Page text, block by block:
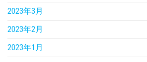
2023年3月
2023年2月
2023年1月